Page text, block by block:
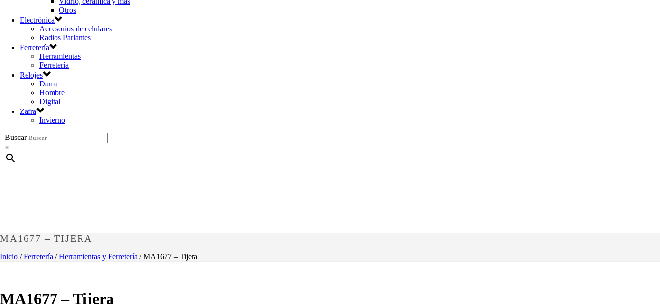
Otros
Electrónica
Accesorios de celulares
Radios Parlantes
Ferretería
Herramientas
Ferretería
Relojes
Dama
Hombre
Digital
Zafra
Invierno
Buscar
×
MA1677 – TIJERA
Inicio /Ferretería /Herramientas y Ferretería / MA1677 – Tijera
MA1677 – Tijera